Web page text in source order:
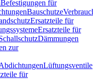
Befestigungen für
Bauschutze
Ersatzteile für
Ersatzteile für
Dämmungen
zur
Lüftungsventile
für